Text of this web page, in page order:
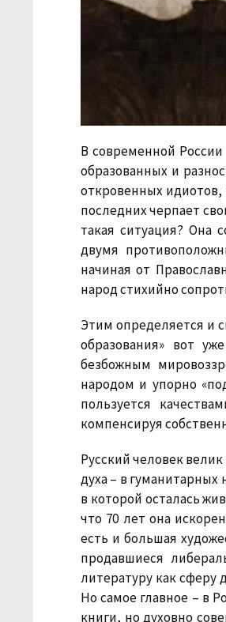
В современной
образованных и
откровенных
последних черпает
такая ситуация? Она
двумя
начиная от
народ стихийно
Этим определяется и
образования» вот
безбожным
народом и упорно
пользуется
компенсируя
Русский человек
духа – в гуманитарных
в которой осталась
что 70 лет она
есть и большая
продавшиеся
литературу как
Но самое главное – в
книги, но духовно